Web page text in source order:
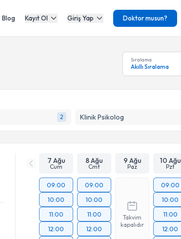
Blog Kayıt Ol Giriş Yap Doktor musun?
Sıralama
Akıllı Sıralama
2 Klinik Psikolog
7 Ağu
Cum
8 Ağu
Cmt
9 Ağu
Paz
10 Ağu
Pzt
09:00
10:00
11:00
12:00
09:00
10:00
11:00
12:00
Takvim
kapalıdır
09:00
10:00
11:00
12:00